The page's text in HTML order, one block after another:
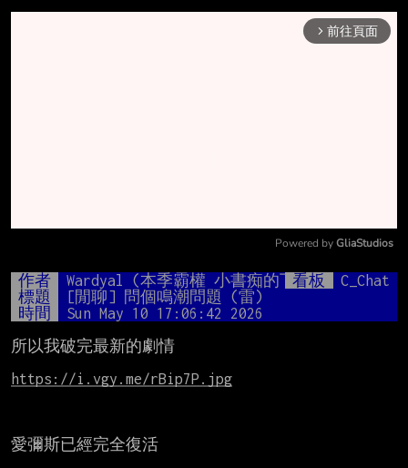
arrow_forward_ios 前往頁面
Mute
Powered by GliaStudios
作者 Wardyal (本季霸權 小書痴的下剋上)
看板
C_Chat
標題
[閒聊] 問個鳴潮問題 (雷)
時間
Sun May 10 17:06:42 2026
所以我破完最新的劇情
https://i.vgy.me/rBip7P.jpg
愛彌斯已經完全復活